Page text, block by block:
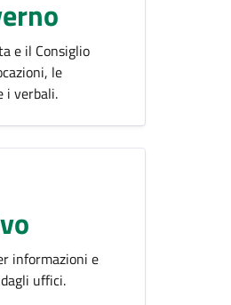
e il Consiglio
le
i verbali.
informazioni e
uffici.